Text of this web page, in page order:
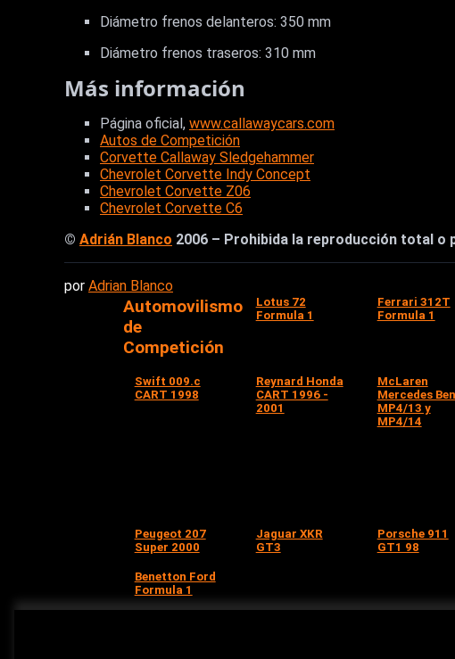
Diámetro frenos delanteros: 350 mm
Diámetro frenos traseros: 310 mm
Más información
Página oficial, www.callawaycars.com
Autos de Competición
Corvette Callaway Sledgehammer
Chevrolet Corvette Indy Concept
Chevrolet Corvette Z06
Chevrolet Corvette C6
© Adrián Blanco 2006 – Prohibida la reproducción total
por Adrian Blanco
Automovilismo
de
Competición
Lotus 72
Formula 1
Ferrari 312T
Formula 1
Swift 009.c
CART 1998
Reynard Honda
CART 1996 -
2001
McLaren
Mercedes
MP4/13 y
MP4/14
Peugeot 207
Super 2000
Jaguar XKR
GT3
Porsche 911
GT1 98
Benetton Ford
Formula 1